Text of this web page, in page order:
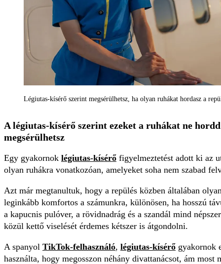
Légiutas-kísérő szerint megsérülhetsz, ha olyan ruhákat hordasz a
A légiutas-kísérő szerint ezeket a ruhákat ne
megsérülhetsz
Egy gyakornok légiutas-kísérő figyelmeztetést adott ki az
olyan ruhákra vonatkozóan, amelyeket soha nem szabad
Azt már megtanultuk, hogy a repülés közben általában
leginkább komfortos a számunkra, különösen, ha hosszú
a kapucnis pulóver, a rövidnadrág és a szandál mind
közül kettő viselését érdemes kétszer is átgondolni.
A spanyol TikTok-felhasználó, légiutas-kísérő gyakornok
használta, hogy megosszon néhány divattanácsot, ám most